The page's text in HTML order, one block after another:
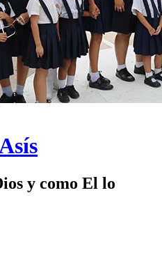
y como El lo